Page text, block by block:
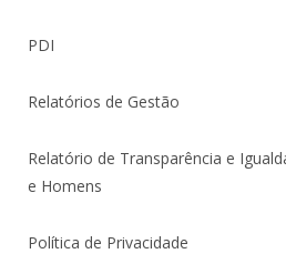
PDI
Relatórios de Gestão
Relatório de Transparência e
e Homens
Política de Privacidade